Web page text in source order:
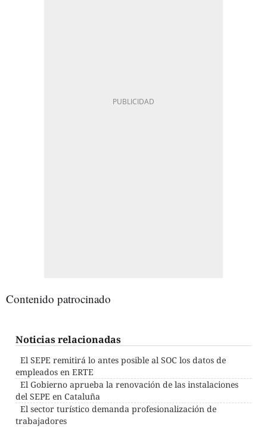
Contenido patrocinado
Noticias relacionadas
El SEPE remitirá lo antes posible al SOC los datos de
empleados en ERTE
El Gobierno aprueba la renovación de las instalaciones
del SEPE en Cataluña
El sector turístico demanda profesionalización de
trabajadores